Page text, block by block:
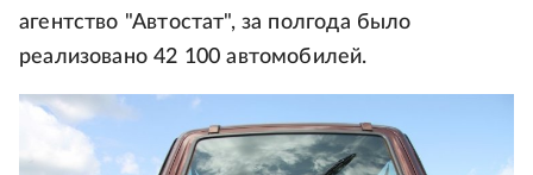
агентство "Автостат", за полгода было
реализовано 42 100 автомобилей.